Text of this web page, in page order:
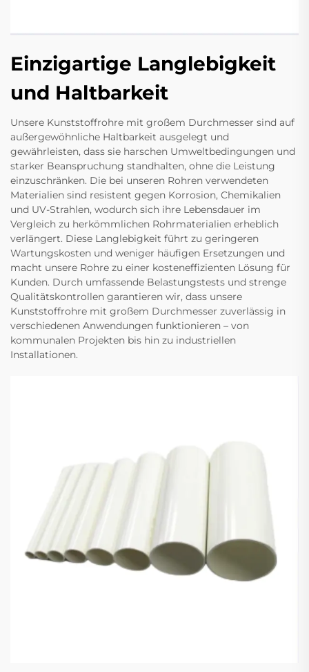
Einzigartige Langlebigkeit
und Haltbarkeit
Unsere Kunststoffrohre mit großem Durchmesser sind auf
außergewöhnliche Haltbarkeit ausgelegt und
gewährleisten, dass sie harschen Umweltbedingungen und
starker Beanspruchung standhalten, ohne die Leistung
einzuschränken. Die bei unseren Rohren verwendeten
Materialien sind resistent gegen Korrosion, Chemikalien
und UV-Strahlen, wodurch sich ihre Lebensdauer im
Vergleich zu herkömmlichen Rohrmaterialien erheblich
verlängert. Diese Langlebigkeit führt zu geringeren
Wartungskosten und weniger häufigen Ersetzungen und
macht unsere Rohre zu einer kosteneffizienten Lösung für
Kunden. Durch umfassende Belastungstests und strenge
Qualitätskontrollen garantieren wir, dass unsere
Kunststoffrohre mit großem Durchmesser zuverlässig in
verschiedenen Anwendungen funktionieren – von
kommunalen Projekten bis hin zu industriellen
Installationen.